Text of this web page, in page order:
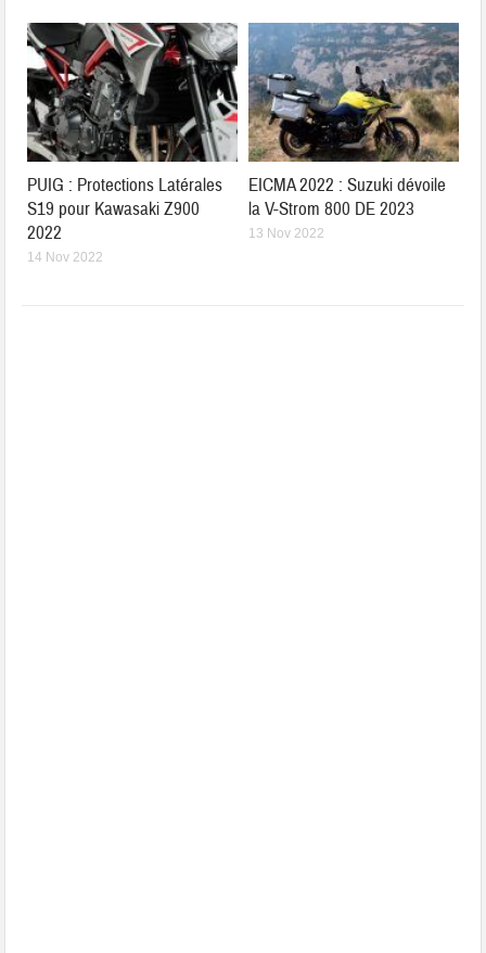
PUIG : Protections Latérales
S19 pour Kawasaki Z900
2022
14 Nov 2022
EICMA 2022 : Suzuki dévoile
la V-Strom 800 DE 2023
13 Nov 2022